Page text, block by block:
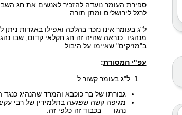
ספירת העומר נועדה להזכיר לאנשים את חג
לרגל לירושלים ומתן תורה.
ל"ג בעומר אינו נזכר בהלכה ואפילו באגדות
מנהגיו. כנראה שהיה זה חג חקלאי קדום, שבו
ב"מזיקים" שאיימו על היבול.
עפ"י המסורת:
גבורתו של בר כוכבא והמרד שהנהיג כנגד
מגיפה קשה שפגעה בתלמידין של רבי
נהגו בכבוד זה כלפי זה.